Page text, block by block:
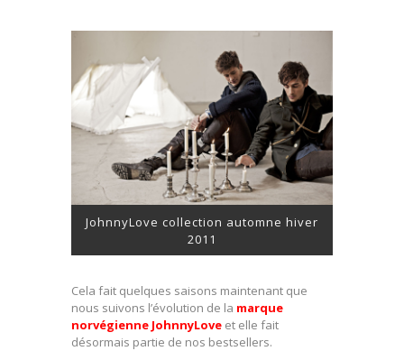
JohnnyLove collection automne hiver
2011
Cela fait quelques saisons maintenant que
nous suivons l’évolution de la marque
norvégienne JohnnyLove et elle fait
désormais partie de nos bestsellers.